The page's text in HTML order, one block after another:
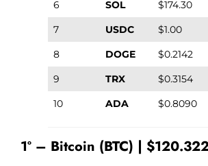
6
SOL $174.30
7
USDC $1.00
8
DOGE $0.2142
9
TRX $0.3154
10
ADA $0.8090
1º – Bitcoin (BTC) |